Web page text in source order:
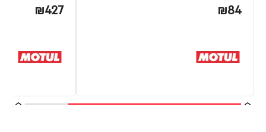
₪84
₪427